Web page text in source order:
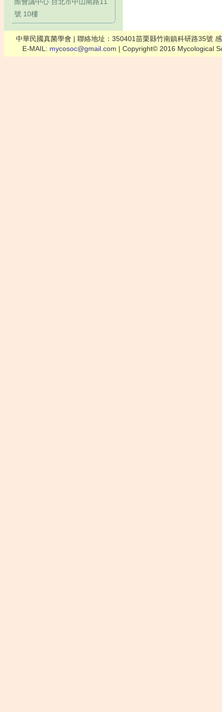
號 10樓
中華民國真菌學會 | 聯絡地址：350401苗栗縣竹南鎮科研路35號
E-MAIL: mycosoc@gmail.com | Copyright© 2016 Mycological